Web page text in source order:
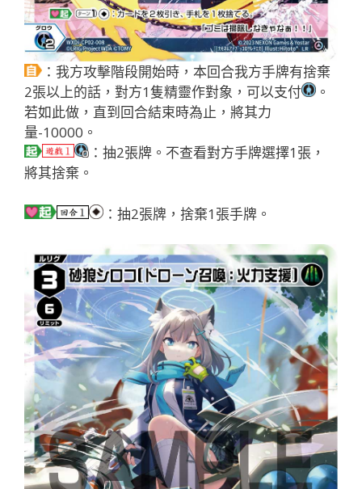
：我方攻擊階段開始時，本回合我方手牌有捨棄
2張以上的話，對方1隻精靈作對象，可以支付
。
若如此做，直到回合結束時為止，將其力
量-10000。
：抽2張牌。不查看對方手牌選擇1張，
將其捨棄。
：抽2張牌，捨棄1張手牌。